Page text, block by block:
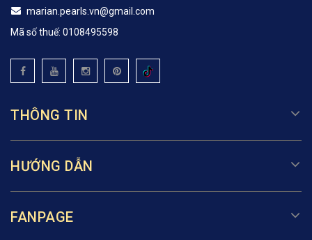
marian.pearls.vn@gmail.com
Mã số thuế: 0108495598
THÔNG TIN
HƯỚNG DẪN
FANPAGE